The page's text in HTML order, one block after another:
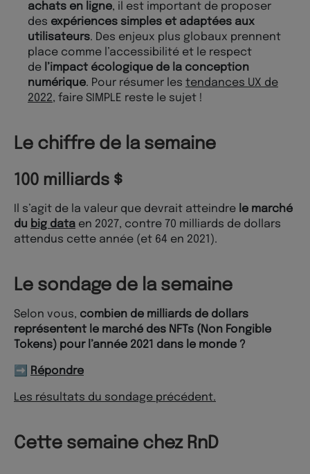
achats en ligne, il est important de proposer
des expériences simples et adaptées aux
utilisateurs. Des enjeux plus globaux prennent
place comme l’accessibilité et le respect
de l’impact écologique de la conception
numérique. Pour résumer les tendances UX de
2022, faire SIMPLE reste le sujet !
Le chiffre de la semaine
100 milliards $
Il s’agit de la valeur que devrait atteindre le marché
du big data en 2027, contre 70 milliards de dollars
attendus cette année (et 64 en 2021).
Le sondage de la semaine
Selon vous, combien de milliards de dollars
représentent le marché des NFTs (Non Fongible
Tokens) pour l’année 2021 dans le monde ?
➡️ Répondre
Les résultats du sondage précédent.
Cette semaine chez RnD